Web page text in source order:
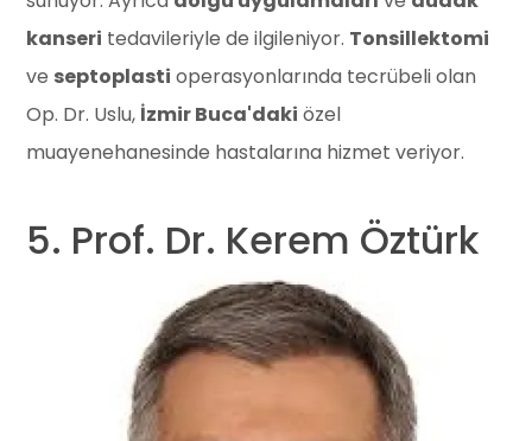
kanseri tedavileriyle de ilgileniyor. Tonsillektomi
ve septoplasti operasyonlarında tecrübeli olan
Op. Dr. Uslu, İzmir Buca'daki özel
muayenehanesinde hastalarına hizmet veriyor.
5. Prof. Dr. Kerem Öztürk